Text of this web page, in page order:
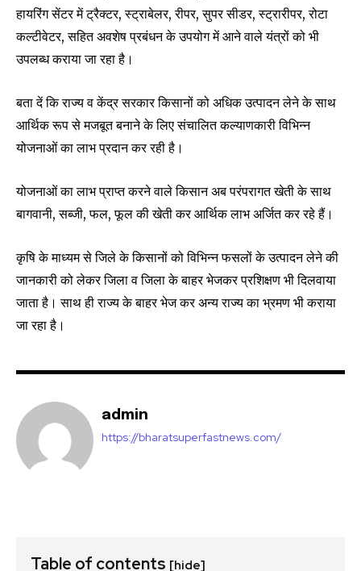
Join our community of
SUBSCRIBERS and be part of the
conversation.
or click the subscribe button below. Don't worry, we respect
your privacy and won't spam your inbox. Your information is
safe with us.
32,111
Followers
32,214 11,243
हायरिंग सेंटर में ट्रैक्टर, स्ट्राबेलर, रीपर, सुपर सीडर, स्ट्रारीपर, रोटा
कल्टीवेटर, सहित अवशेष प्रबंधन के उपयोग में आने वाले यंत्रों को भी
उपलब्ध कराया जा रहा है।
बता दें कि राज्य व केंद्र सरकार किसानों को अधिक उत्पादन लेने के साथ
आर्थिक रूप से मजबूत बनाने के लिए संचालित कल्याणकारी विभिन्न
योजनाओं का लाभ प्रदान कर रही है।
योजनाओं का लाभ प्राप्त करने वाले किसान अब परंपरागत खेती के साथ
बागवानी, सब्जी, फल, फूल की खेती कर आर्थिक लाभ अर्जित कर रहे हैं।
कृषि के माध्यम से जिले के किसानों को विभिन्न फसलों के उत्पादन लेने की
जानकारी को लेकर जिला व जिला के बाहर भेजकर प्रशिक्षण भी दिलवाया
जाता है। साथ ही राज्य के बाहर भेज कर अन्य राज्य का भ्रमण भी कराया
जा रहा है।
admin
https://bharatsuperfastnews.com/
Table of contents [hide]